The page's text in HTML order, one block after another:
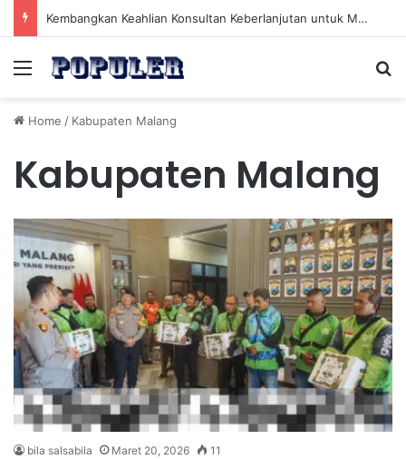
Kembangkan Keahlian Konsultan Keberlanjutan untuk Menghadapi Tantangan Hijau Masa Depan
Menu
Home / Kabupaten Malang
Kabupaten Malang
bila salsabila Maret 20, 2026 11